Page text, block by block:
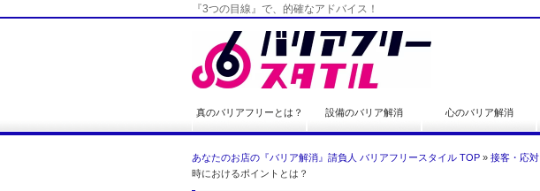
『3つの目線』で、的確なアドバイス！
真のバリアフリーとは？ 設備のバリア解消 心のバリア解消
あなたのお店の『バリア解消』請負人 バリアフリースタイル TOP » 接客・応対
時におけるポイントとは？